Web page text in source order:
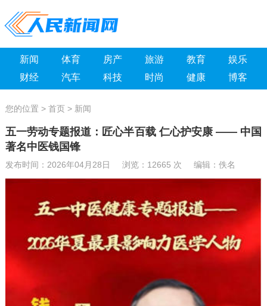
新闻 体育 房产 旅游 教育
娱乐
财经
汽车 科技 时尚 健康 博客
您的位置 > 首页> 新闻
五一劳动专题报道：匠心半百载 仁心护安康 —— 中国
著名中医钱国锋
发布时间：2026年04月28日 浏览： 12665 次 编辑：佚名